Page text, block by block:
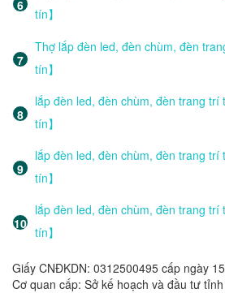
tín】
Thợ lắp đèn led, đèn chùm, đèn
tín】
lắp đèn led, đèn chùm, đèn trang trí
tín】
lắp đèn led, đèn chùm, đèn trang trí
tín】
lắp đèn led, đèn chùm, đèn trang trí
tín】
Giấy CNĐKDN: 0312500495 cấp ngày
Cơ quan cấp: Sở kế hoạch và đầu tư